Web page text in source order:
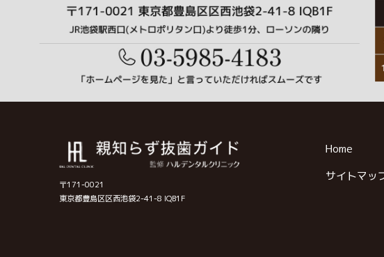
〒171-0021
東京都豊島区区西池袋2-41-8 IQB1F
Home
サイトマッ